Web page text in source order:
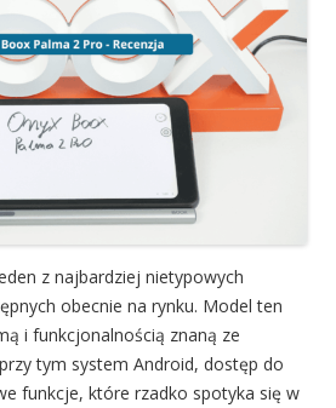
z najbardziej nietypowych
obecnie na rynku. Model ten
i funkcjonalnością znaną ze
tym system Android, dostęp do
funkcje, które rzadko spotyka się w